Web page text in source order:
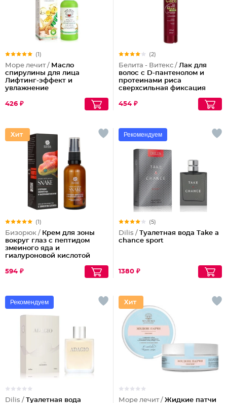
(1)
Море лечит / Масло
спирулины для лица
Лифтинг-эффект и
увлажнение
426 ₽
(2)
Белита - Витекс / Лак для
волос с D-пантенолом и
протеинами риса
сверхсильная фиксация
454 ₽
(1)
Бизорюк / Крем для зоны
вокруг глаз с пептидом
змеиного яда и
гиалуроновой кислотой
594 ₽
Рекомендуем
(5)
Dilis / Туалетная вода Take a
chance sport
1380 ₽
Рекомендуем
Dilis / Туалетная вода
Море лечит / Жидкие патчи